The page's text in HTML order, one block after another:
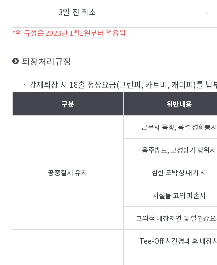
3일 전 취소 -
*위 규정은 2023년 1월1일부터 적용됨
퇴장처리규정
· 강제퇴장 시 18홀 정상요금(그린피, 카트비, 캐디피)를 납
구분 위반내용
공중질서 유지
근무자 폭행, 욕설 성희롱시
음주방뇨, 고성방가 행위시
심한 도박성 내기 시
시설물 고의 파손시
고의적 내장지연 및 할인강
Tee-Off 시간경과 후 내장